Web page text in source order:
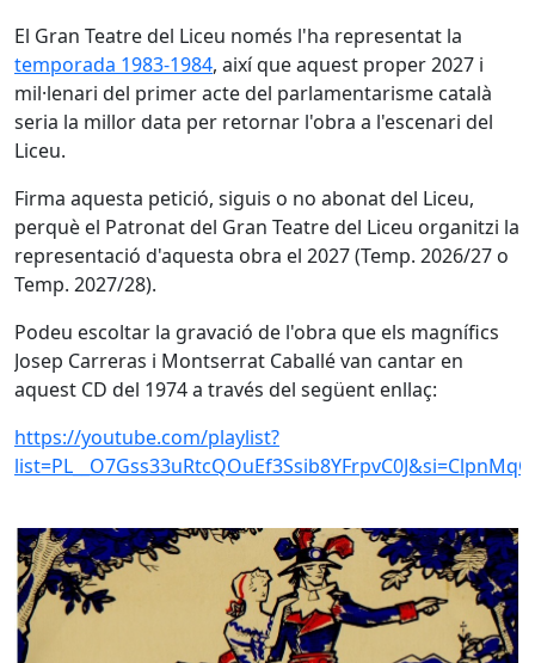
El Gran Teatre del Liceu només l'ha representat la
temporada 1983-1984, així que aquest proper 2027 i
mil·lenari del primer acte del parlamentarisme català
seria la millor data per retornar l'obra a l'escenari del
Liceu.
Firma aquesta petició, siguis o no abonat del Liceu,
perquè el Patronat del Gran Teatre del Liceu organitzi la
representació d'aquesta obra el 2027 (Temp. 2026/27 o
Temp. 2027/28).
Podeu escoltar la gravació de l'obra que els magnífics
Josep Carreras i Montserrat Caballé van cantar en
aquest CD del 1974 a través del següent enllaç:
https://youtube.com/playlist?